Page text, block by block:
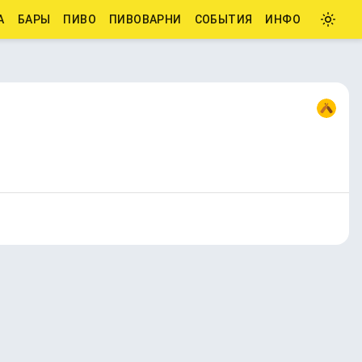
БАРЫ ПИВО ПИВОВАРНИ СОБЫТИЯ ИНФО